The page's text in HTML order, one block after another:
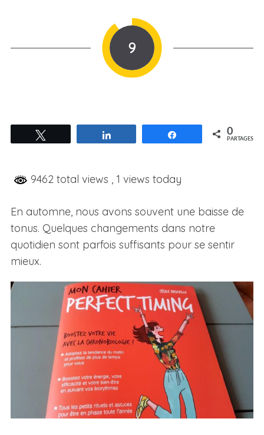
9
Partagez 0
PARTAGES
9462 total views , 1 views today
En automne, nous avons souvent une baisse de
tonus. Quelques changements dans notre
quotidien sont parfois suffisants pour se sentir
mieux.